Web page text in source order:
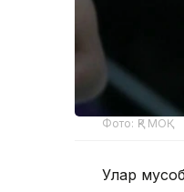
Фото: ҚР МОҚ
Улар